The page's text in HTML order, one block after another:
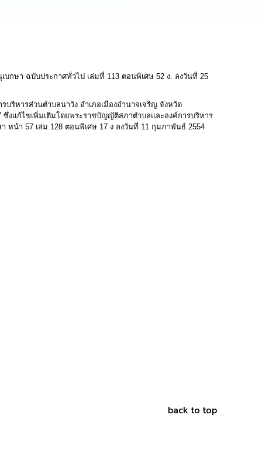
ษา ฉบับประกาศทั่วไป เล่มที่ 113 ตอนพิเศษ 52 ง. ลงวันที่ 25
ริหารส่วนตำบลนาวัง อำเภอเมืองอำนาจเจริญ จังหวัด
งแก้ไขเพิ่มเติมโดยพระราชบัญญัติสภาตำบลและองค์การบริหาร
หน้า 57 เล่ม 128 ตอนพิเศษ 17 ง ลงวันที่ 11 กุมภาพันธ์ 2554
back to top